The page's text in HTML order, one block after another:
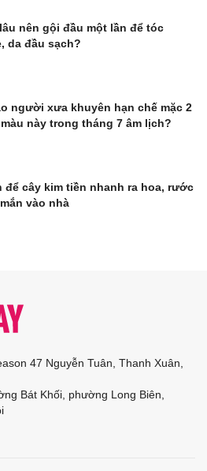
nên gội đầu một lần để tóc
da đầu sạch?
người xưa khuyên hạn chế mặc 2
này trong tháng 7 âm lịch?
để cây kim tiền nhanh ra hoa, rước
vào nhà
47 Nguyễn Tuân, Thanh Xuân,
Bát Khối, phường Long Biên,